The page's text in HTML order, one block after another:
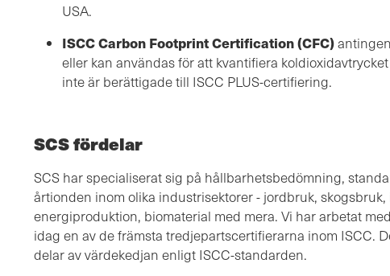
USA.
ISCC Carbon Footprint Certification (CFC)antingen
eller kan användas för att kvantifiera
inte är berättigade till ISCC PLUS-certifiering.
SCS fördelar
SCS har specialiserat sig på hållbarhetsbedömning,
årtionden inom olika industrisektorer - jordbruk,
energiproduktion, biomaterial med mera. Vi har arbetat
idag en av de främsta tredjepartscertifierarna inom ISCC.
delar av värdekedjan enligt ISCC-standarden.